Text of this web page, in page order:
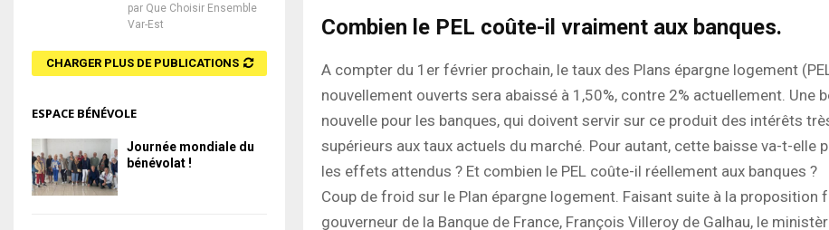
Combien le PEL coûte-il vraiment aux banques.
A compter du 1er février prochain, le taux des Plans épargne logement
nouvellement ouverts sera abaissé à 1,50%, contre 2% actuellement. Une
nouvelle pour les banques, qui doivent servir sur ce produit des intérêts
supérieurs aux taux actuels du marché. Pour autant, cette baisse va-t-elle
les effets attendus ? Et combien le PEL coûte-il réellement aux banques ?
Coup de froid sur le Plan épargne logement. Faisant suite à la proposition
gouverneur de la Banque de France, François Villeroy de Galhau, le
par Que Choisir Ensemble
Var-Est
CHARGER PLUS DE PUBLICATIONS
ESPACE BÉNÉVOLE
Journée mondiale du
bénévolat !